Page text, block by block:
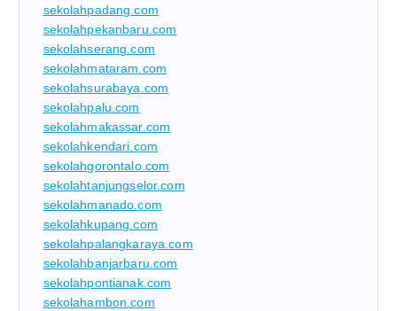
sekolahpadang.com
sekolahpekanbaru.com
sekolahserang.com
sekolahmataram.com
sekolahsurabaya.com
sekolahpalu.com
sekolahmakassar.com
sekolahkendari.com
sekolahgorontalo.com
sekolahtanjungselor.com
sekolahmanado.com
sekolahkupang.com
sekolahpalangkaraya.com
sekolahbanjarbaru.com
sekolahpontianak.com
sekolahambon.com